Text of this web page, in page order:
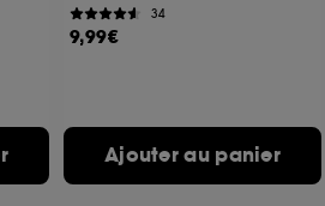
34
9,99€
Ajouter au panier
Voous pouvez à tout
votrte consentement. Si vous